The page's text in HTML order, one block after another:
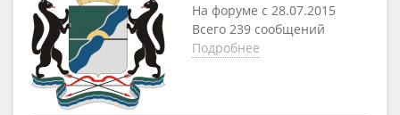
На форуме с 28.07.2015
Всего 239 сообщений
Подробнее